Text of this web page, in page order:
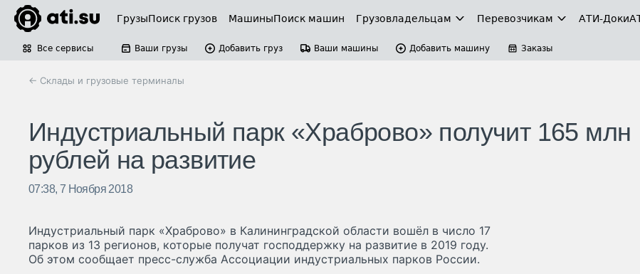
ГрузыПоиск грузов МашиныПоиск машин Грузовладельцам Перевозчикам АТИ-Доки
Все сервисы Ваши грузы Добавить груз Ваши машины Добавить машину Заказы
← Склады и грузовые терминалы
Индустриальный парк «Храброво» получит 165 млн
рублей на развитие
07:38, 7 Ноября 2018
Индустриальный парк «Храброво» в Калининградской области вошёл в число 17
парков из 13 регионов, которые получат господдержку на развитие в 2019 году.
Об этом сообщает пресс-служба Ассоциации индустриальных парков России.